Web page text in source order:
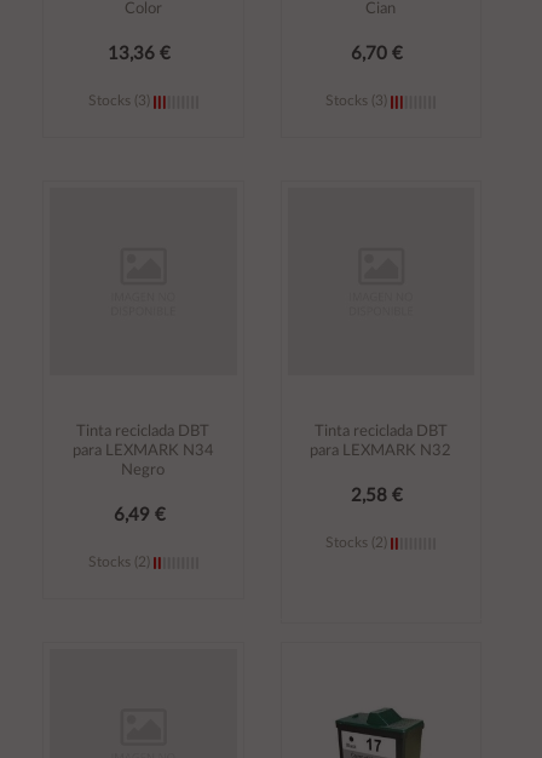
Color
13,36 €
Stocks (3)
Cian
6,70 €
Stocks (3)
Tinta reciclada DBT
para LEXMARK N34
Negro
6,49 €
Stocks (2)
Tinta reciclada DBT
para LEXMARK N32
2,58 €
Stocks (2)